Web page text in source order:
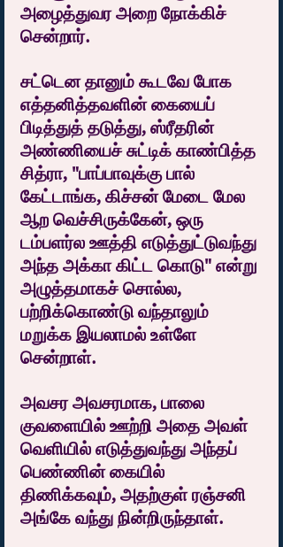
அழைத்துவர அறை நோக்கிச்
சென்றார்.
சட்டென தானும் கூடவே போக
எத்தனித்தவளின் கையைப்
பிடித்துத் தடுத்து, ஸ்ரீதரின்
அண்ணியைச் சுட்டிக் காண்பித்த
சித்ரா, "பாப்பாவுக்கு பால்
கேட்டாங்க, கிச்சன் மேடை மேல
ஆற வெச்சிருக்கேன், ஒரு
டம்பளர்ல ஊத்தி எடுத்துட்டுவந்து
அந்த அக்கா கிட்ட கொடு" என்று
அழுத்தமாகச் சொல்ல,
பற்றிக்கொண்டு வந்தாலும்
மறுக்க இயலாமல் உள்ளே
சென்றாள்.
அவசர அவசரமாக, பாலை
குவளையில் ஊற்றி அதை அவள்
வெளியில் எடுத்துவந்து அந்தப்
பெண்ணின் கையில்
திணிக்கவும், அதற்குள் ரஞ்சனி
அங்கே வந்து நின்றிருந்தாள்.